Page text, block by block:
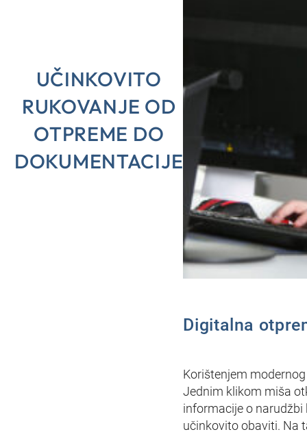
UČINKOVITO
RUKOVANJE OD
OTPREME DO
DOKUMENTACIJE
Digitalna
Korištenjem
Jednim klikom miša
informacije o narudžbi
učinkovito obaviti. Na